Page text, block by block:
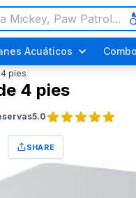
Acuáticos
pies
4 pies
5.0
SHARE